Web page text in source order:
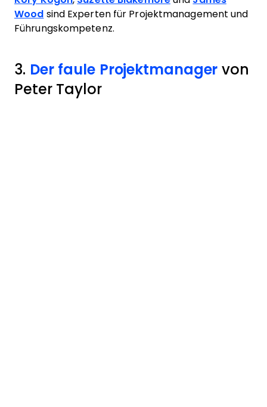
Wood sind Experten für Projektmanagement und
Führungskompetenz.
3. Der faule Projektmanager von
Peter Taylor